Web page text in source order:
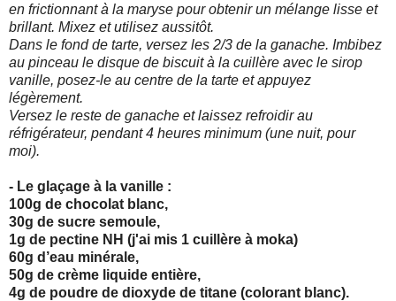
en frictionnant à la maryse pour obtenir un mélange lisse et
brillant. Mixez et utilisez aussitôt.
Dans le fond de tarte, versez les 2/3 de la ganache. Imbibez
au pinceau le disque de biscuit à la cuillère avec le sirop
vanille, posez-le au centre de la tarte et appuyez
légèrement.
Versez le reste de ganache et laissez refroidir au
réfrigérateur, pendant 4 heures minimum (une nuit, pour
moi).
- Le glaçage à la vanille :
100g de chocolat blanc,
30g de sucre semoule,
1g de pectine NH (j'ai mis 1 cuillère à moka)
60g d’eau minérale,
50g de crème liquide entière,
4g de poudre de dioxyde de titane (colorant blanc).